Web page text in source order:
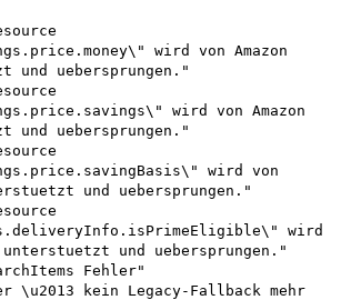
wird von Amazon
und uebersprungen."
wird von Amazon
und uebersprungen."
wird von
und uebersprungen."
wird
unterstuetzt und uebersprungen."
Fehler"
\u2013 kein Legacy-Fallback mehr